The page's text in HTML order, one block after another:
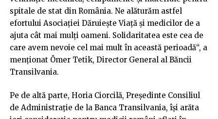
spitale de stat din România. Ne alăturăm astfel
efortului Asociaţiei Dăruieşte Viaţă şi medicilor de a
ajuta cât mai mulţi oameni. Solidaritatea este cea de
care avem nevoie cel mai mult în această perioadă“, a
menționat Ömer Tetik, Director General al Băncii
Transilvania.
Pe de altă parte, Horia Ciorcilă, Preşedinte Consiliul
de Administraţie de la Banca Transilvania, își arăta